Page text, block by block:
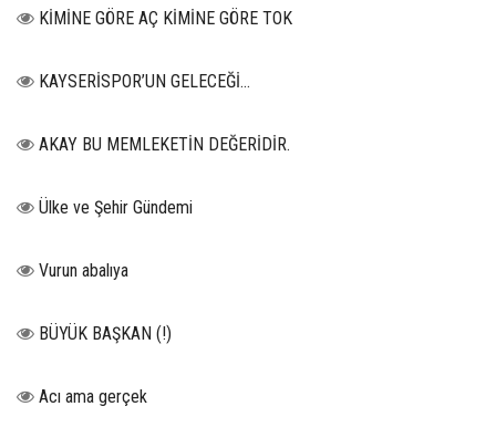
KİMİNE GÖRE AÇ KİMİNE GÖRE TOK
KAYSERİSPOR’UN GELECEĞİ…
AKAY BU MEMLEKETİN DEĞERİDİR.
Ülke ve Şehir Gündemi
Vurun abalıya
BÜYÜK BAŞKAN (!)
Acı ama gerçek